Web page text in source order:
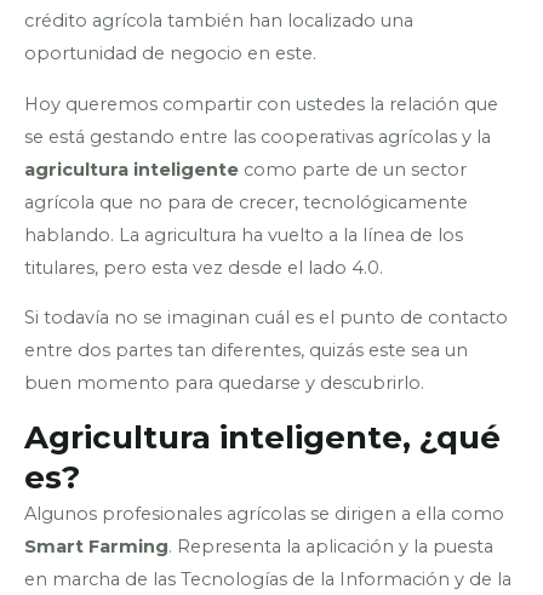
crédito agrícola también han localizado una
oportunidad de negocio en este.
Hoy queremos compartir con ustedes la relación que
se está gestando entre las cooperativas agrícolas y la
agricultura inteligente como parte de un sector
agrícola que no para de crecer, tecnológicamente
hablando. La agricultura ha vuelto a la línea de los
titulares, pero esta vez desde el lado 4.0.
Si todavía no se imaginan cuál es el punto de contacto
entre dos partes tan diferentes, quizás este sea un
buen momento para quedarse y descubrirlo.
Agricultura inteligente, ¿qué
es?
Algunos profesionales agrícolas se dirigen a ella como
Smart Farming. Representa la aplicación y la puesta
en marcha de las Tecnologías de la Información y de la